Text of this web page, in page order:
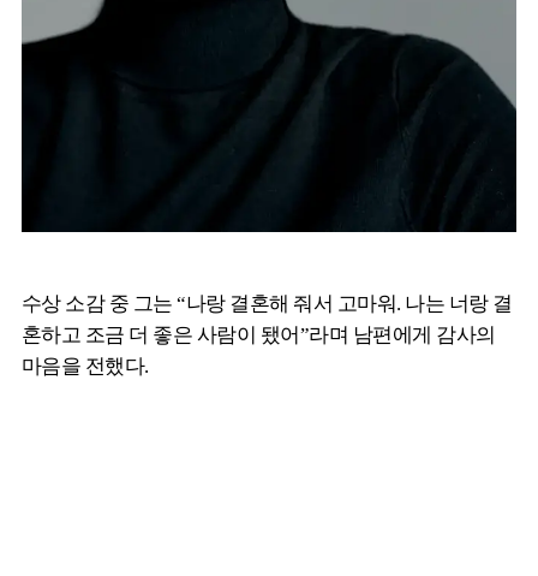
수상 소감 중 그는 “나랑 결혼해 줘서 고마워. 나는 너랑 결
혼하고 조금 더 좋은 사람이 됐어”라며 남편에게 감사의
마음을 전했다.